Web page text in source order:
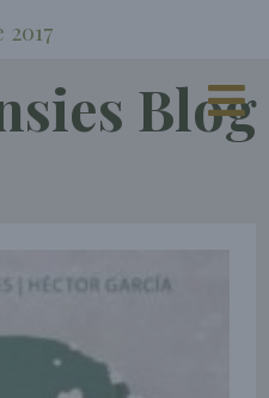
2017
Blog